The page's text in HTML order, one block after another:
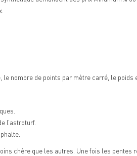
le nombre de points par mètre carré, le
l’astroturf.
chère que les autres. Une fois les pentes